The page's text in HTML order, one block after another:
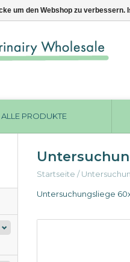
ALLE PRODUKTE
Startseite /
Untersuchungsliege
um den Webshop zu verbessern.